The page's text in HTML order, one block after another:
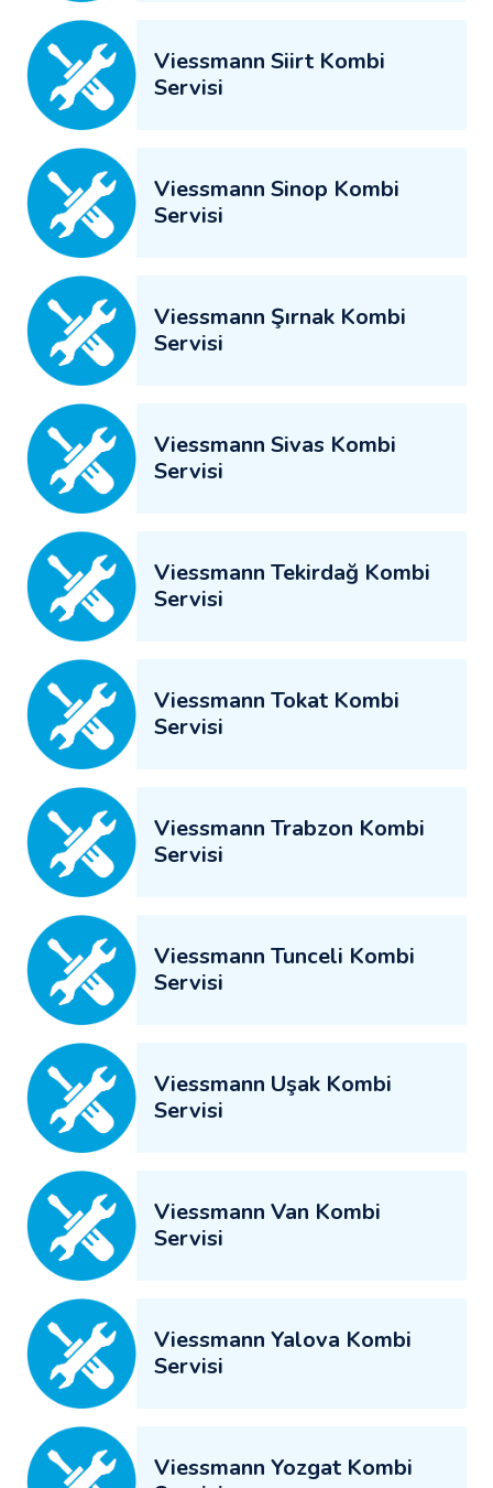
Viessmann Siirt Kombi
Servisi
Viessmann Sinop Kombi
Servisi
Viessmann Şırnak Kombi
Servisi
Viessmann Sivas Kombi
Servisi
Viessmann Tekirdağ Kombi
Servisi
Viessmann Tokat Kombi
Servisi
Viessmann Trabzon Kombi
Servisi
Viessmann Tunceli Kombi
Servisi
Viessmann Uşak Kombi
Servisi
Viessmann Van Kombi
Servisi
Viessmann Yalova Kombi
Servisi
Viessmann Yozgat Kombi